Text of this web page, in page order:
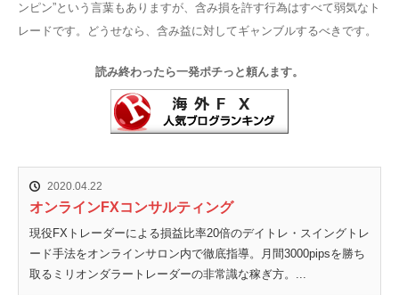
ンピン”という言葉もありますが、含み損を許す行為はすべて弱気なト
レードです。どうせなら、含み益に対してギャンブルするべきです。
読み終わったら一発ポチっと頼んます。
2020.04.22
オンラインFXコンサルティング
現役FXトレーダーによる損益比率20倍のデイトレ・スイングトレ
ード手法をオンラインサロン内で徹底指導。月間3000pipsを勝ち
取るミリオンダラートレーダーの非常識な稼ぎ方。...